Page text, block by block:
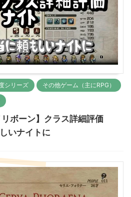
シリーズ その他ゲーム（主にRPG）
リボーン】クラス詳細評価
いナイトに